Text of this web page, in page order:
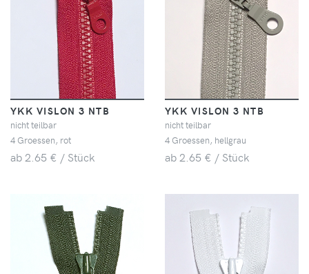
YKK VISLON 3 NTB
nicht teilbar
4 Groessen, rot
ab 2.65 € / Stück
YKK VISLON 3 NTB
nicht teilbar
4 Groessen, hellgrau
ab 2.65 € / Stück